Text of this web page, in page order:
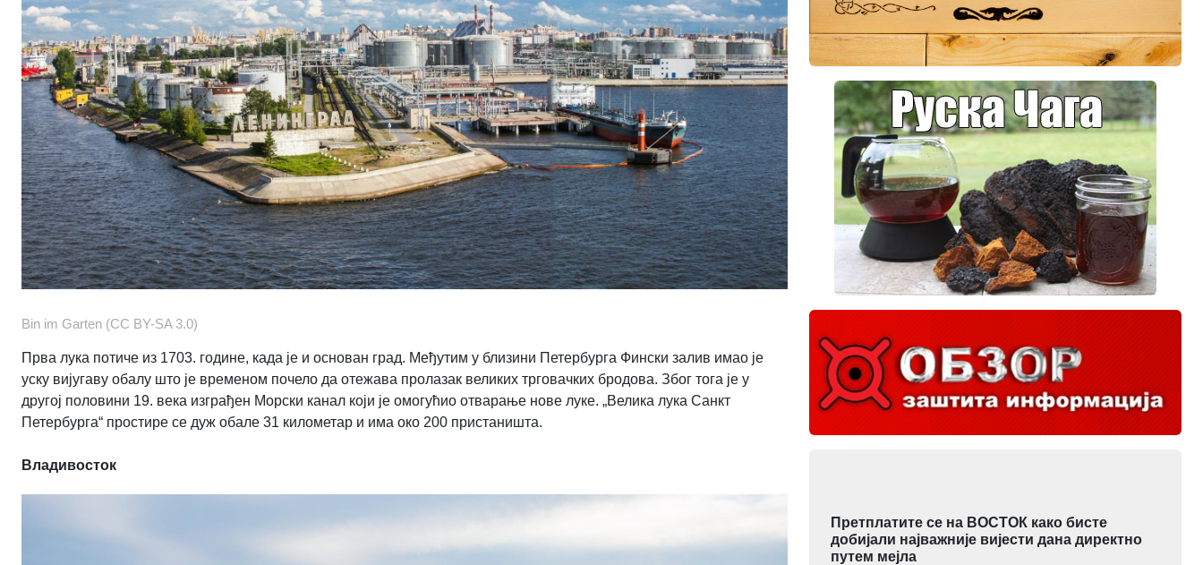
Bin im Garten (CC BY-SA 3.0)
Прва лука потиче из 1703. године, када је и основан град. Међутим у близини Петербурга Фински залив имао је
уску вијугаву обалу што је временом почело да отежава пролазак великих трговачких бродова. Због тога је у
другој половини 19. века изграђен Морски канал који је омогућио отварање нове луке. „Велика лука Санкт
Петербурга“ простире се дуж обале 31 километар и има око 200 пристаништа.
Владивосток
Претплатите се на ВОСТОК како бисте
добијали најважније вијести дана директно
путем мејла